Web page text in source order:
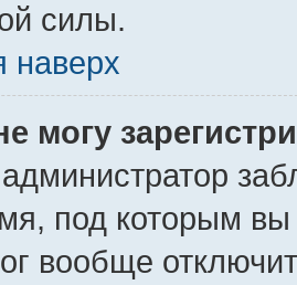
силы.
наверх
могу
под которым вы
вообще